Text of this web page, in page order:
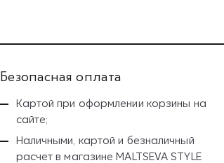
Безопасная оплата
Картой при оформлении корзины на
сайте;
Наличными, картой и безналичный
расчетв магазине MALTSEVA STYLE